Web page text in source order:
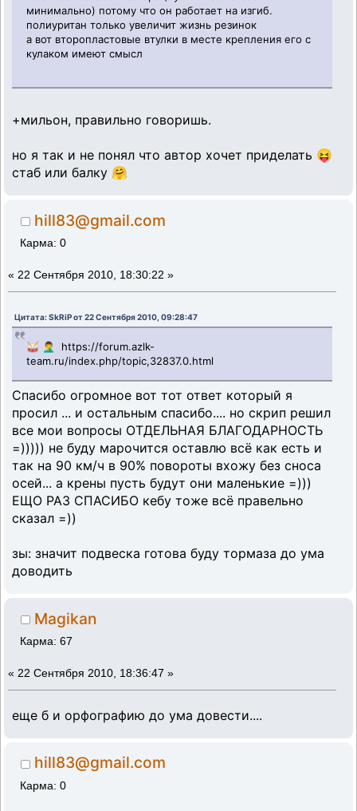
минимально) потому что он работает на изгиб.
полиуритан только увеличит жизнь резинок
а вот второпластовые втулки в месте крепления его с
кулаком имеют смысл
+мильон, правильно говоришь.
но я так и не понял что автор хочет приделать 😝
стаб или балку 🤗
hill83@gmail.com
Карма: 0
« 22 Сентября 2010, 18:30:22 »
Цитата: SkRiP от 22 Сентября 2010, 09:28:47
🥁 🤦‍♂️ https://forum.azlk-
team.ru/index.php/topic,32837.0.html
Спасибо огромное вот тот ответ который я
просил ... и остальным спасибо.... но скрип решил
все мои вопросы ОТДЕЛЬНАЯ БЛАГОДАРНОСТЬ
=))))) не буду марочится оставлю всё как есть и
так на 90 км/ч в 90% повороты вхожу без сноса
осей... а крены пусть будут они маленькие =)))
ЕЩО РАЗ СПАСИБО кебу тоже всё правельно
сказал =))
зы: значит подвеска готова буду тормаза до ума
доводить
Magikan
Карма: 67
« 22 Сентября 2010, 18:36:47 »
еще б и орфографию до ума довести....
hill83@gmail.com
Карма: 0